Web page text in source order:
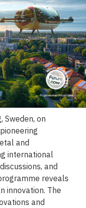
Sweden, on
and
international
and
reveals
innovation. The
and